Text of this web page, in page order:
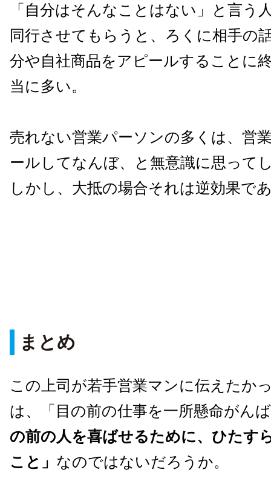
「自分はそんなことはない」と言う
同行させてもらうと、ろくに相手の
分や自社商品をアピールすることに
当に多い。
売れない営業パーソンの多くは、営
ールしてなんぼ、と無意識に思って
しかし、大抵の場合それは逆効果で
まとめ
この上司が若手営業マンに伝えたか
は、「目の前の仕事を一所懸命がん
の前の人を喜ばせるために、ひたす
こと」 なのではないだろうか。